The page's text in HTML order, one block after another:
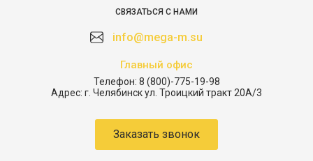
СВЯЗАТЬСЯ С НАМИ
info@mega-m.su
Главный офис
Телефон: 8 (800)-775-19-98
Адрес: г. Челябинск ул. Троицкий тракт 20А/3
Заказать звонок